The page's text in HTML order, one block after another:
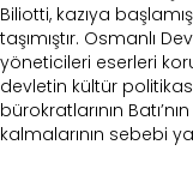
Biliotti, kazıya
taşımıştır. Osmanlı
yöneticileri eserleri
devletin kültür
bürokratlarının
kalmalarının sebebi